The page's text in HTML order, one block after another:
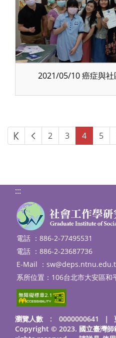
2021/05/10 癌症與
第一頁上一頁
2 3 4 5
:::
電話 ：886-2-77495531
電話 ：886-2-23687736
E-Mail ：
系所位置：106台北市大安區
瀏覽人數 : 0000000641 ｜
Copyright © 2023. 國立臺灣師